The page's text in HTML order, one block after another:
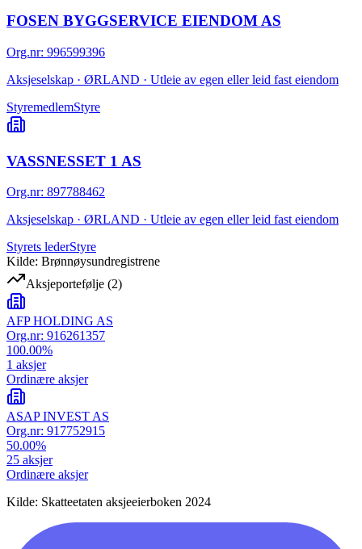
FOSEN BYGGSERVICE EIENDOM AS
Org.nr: 996599396
Aksjeselskap · ØRLAND · Utleie av egen eller leid fast eiendom
StyremedlemStyre
VASSNESSET 1 AS
Org.nr: 897788462
Aksjeselskap · ØRLAND · Utleie av egen eller leid fast eiendom
Styrets lederStyre
Kilde: Brønnøysundregistrene
Aksjeportefølje (2)
AFP HOLDING AS
Org.nr: 916261357
100.00%
1 aksjer
Ordinære aksjer
ASAP INVEST AS
Org.nr: 917752915
50.00%
25 aksjer
Ordinære aksjer
Kilde: Skatteetaten aksjeeierboken 2024